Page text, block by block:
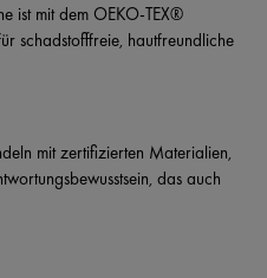
ist mit dem OEKO-TEX®
schadstofffreie, hautfreundliche
mit zertifizierten Materialien,
das auch